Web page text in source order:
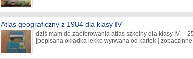
Atlas geograficzny z 1984 dla klasy IV
dziś mam do zaoferowania atlas szkolny dla klasy IV ---
[popisana okładka lekko wyrwana od kartek ]